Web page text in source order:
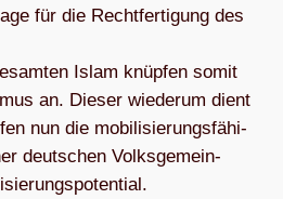
für die Recht­fer­ti­gung des
Islam knüp­fen somit
an. Die­ser wie­derum dient
nun die mobi­li­sie­rungs­fä­hi­
deut­schen Volks­ge­mein­